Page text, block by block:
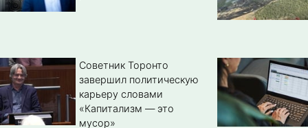
Советник Торонто
завершил политическую
карьеру словами
«Капитализм — это
мусор»